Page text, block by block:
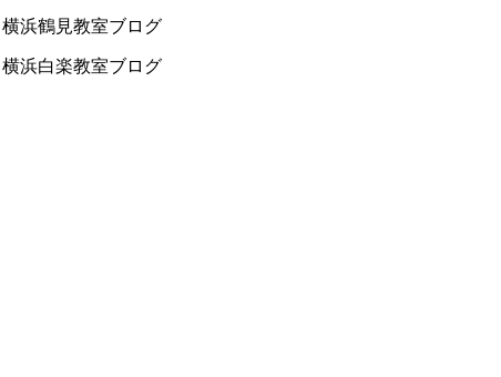
横浜鶴見教室ブログ
横浜白楽教室ブログ